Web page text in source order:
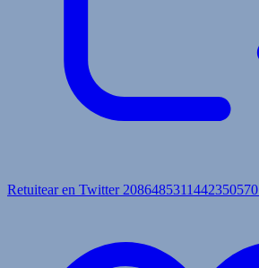
Retuitear en Twitter 2086485311442350570